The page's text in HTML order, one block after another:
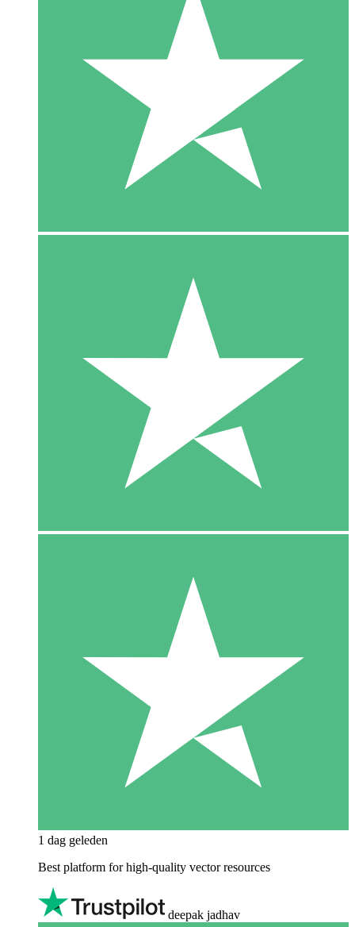
1 dag geleden
Best platform for high-quality vector resources
deepak jadhav